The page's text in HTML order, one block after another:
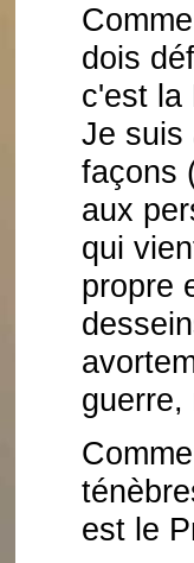
dois
c'est la
Je suis
façons
aux
qui
propre
est le